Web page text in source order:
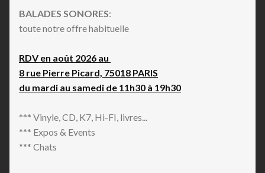
BALADES SONORES:
toute notre offre habituelle
RDV en août 2026 au
8 rue Pierre Picard, 75018 PARIS
du mardi au samedi de 11h30 à 19h30
*** Vinyle, CD, K7, Hi-FI, livres...
*** Expos & Events
*** Chats